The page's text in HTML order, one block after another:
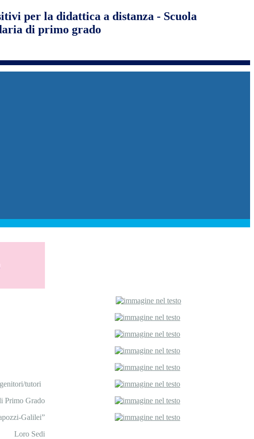
per la didattica a distanza - Scuola
di primo grado
tutori
Primo Grado
Galilei”
Loro Sedi